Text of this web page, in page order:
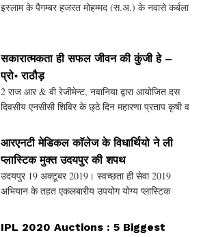
इस्लाम के पैगम्बर हजरत मोहम्मद (स.अ.) के नवासे कर्बला
सकारात्मकता ही सफल जीवन की कुंजी हे –
प्रो॰ राठौड़
2 राज आर & वी रेजीमेन्ट, नवानिया द्वारा आयोजित दस
दिवसीय एनसीसी शिविर के छ्ठे दिन महारणा प्रताप कृषी व
राठौड़ ने एनसीसी केडेट्स को कहा की जीवन
आरएनटी मेडिकल काॅलेज के विधार्थियो ने ली
प्लास्टिक मुक्त उदयपुर की शपथ
उदयपुर 19 अक्टूबर 2019। स्वच्छता ही सेवा 2019
अभियान के तहत एकलबारीय उपयोग योग्य प्लास्टिक
ट्रैगोर मेडिकल काॅलेज के विधार्थियो एवं वहां उपस्थित स्टा
IPL 2020 Auctions : 5 Biggest